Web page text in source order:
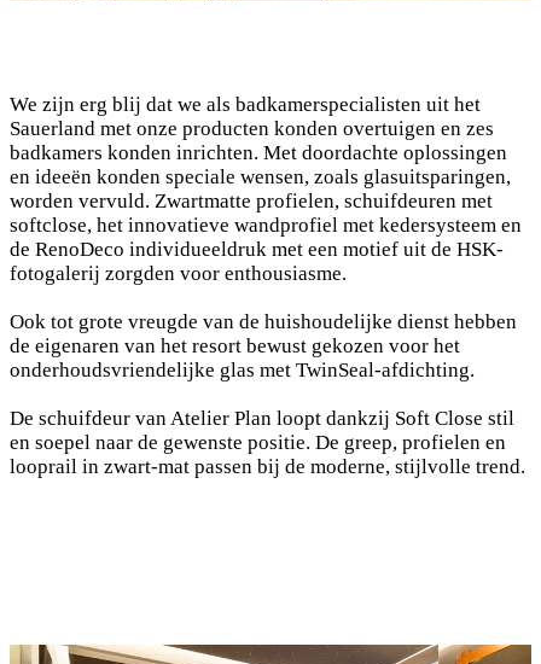
We zijn erg blij dat we als badkamerspecialisten uit het
Sauerland met onze producten konden overtuigen en zes
badkamers konden inrichten. Met doordachte oplossingen
en ideeën konden speciale wensen, zoals glasuitsparingen,
worden vervuld. Zwartmatte profielen, schuifdeuren met
softclose, het innovatieve wandprofiel met kedersysteem en
de RenoDeco individueeldruk met een motief uit de HSK-
fotogalerij zorgden voor enthousiasme.
Ook tot grote vreugde van de huishoudelijke dienst hebben
de eigenaren van het resort bewust gekozen voor het
onderhoudsvriendelijke glas met TwinSeal-afdichting.
De schuifdeur van Atelier Plan loopt dankzij Soft Close stil
en soepel naar de gewenste positie. De greep, profielen en
looprail in zwart-mat passen bij de moderne, stijlvolle trend.